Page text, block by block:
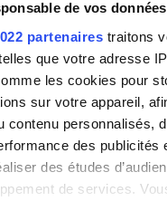
de vos données
partenaires traitons
que votre adresse
les cookies pour
sur votre appareil,
contenu personnalisés,
des publicités
des études
de services.
Mlle Sarre 06 60 42 46 43
45 19 49
Maison d'Italie - Cité
Boulevard Jourdan
Renseignements